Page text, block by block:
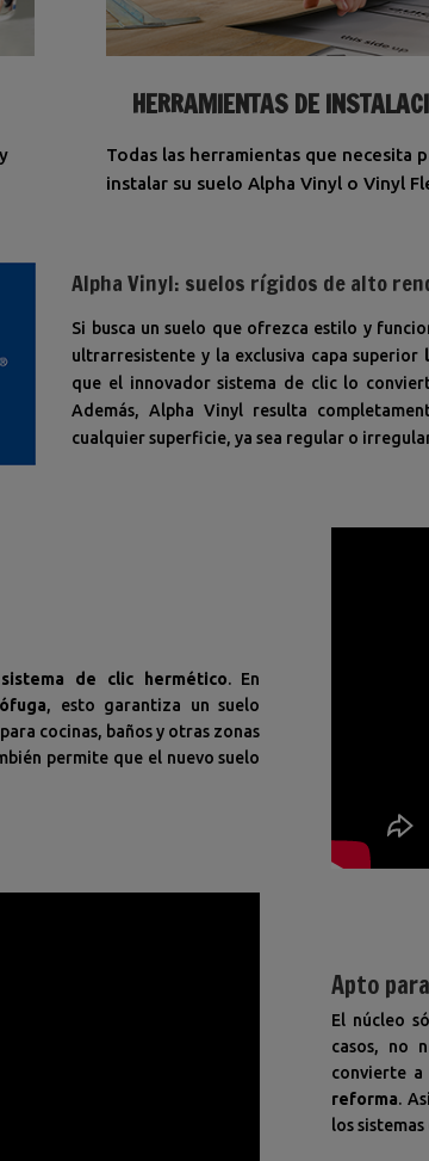
HERRAMIENTAS DE
Todas las herramientas que necesita
instalar su suelo Alpha Vinyl o Vinyl
Alpha Vinyl: suelos rígidos de alto
Si busca un suelo que ofrezca estilo y
ultrarresistente y la exclusiva capa superior
que el innovador sistema de clic lo
Además, Alpha Vinyl resulta
cualquier superficie, ya sea regular o
de clic hermético. En
, esto garantiza un suelo
cocinas, baños y otras zonas
permite que el nuevo suelo
Apto
El núcleo
casos, no
convierte a
reforma.
los